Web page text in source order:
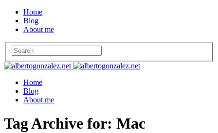
Home
Blog
About me
Home
Blog
About me
Tag Archive for: Mac